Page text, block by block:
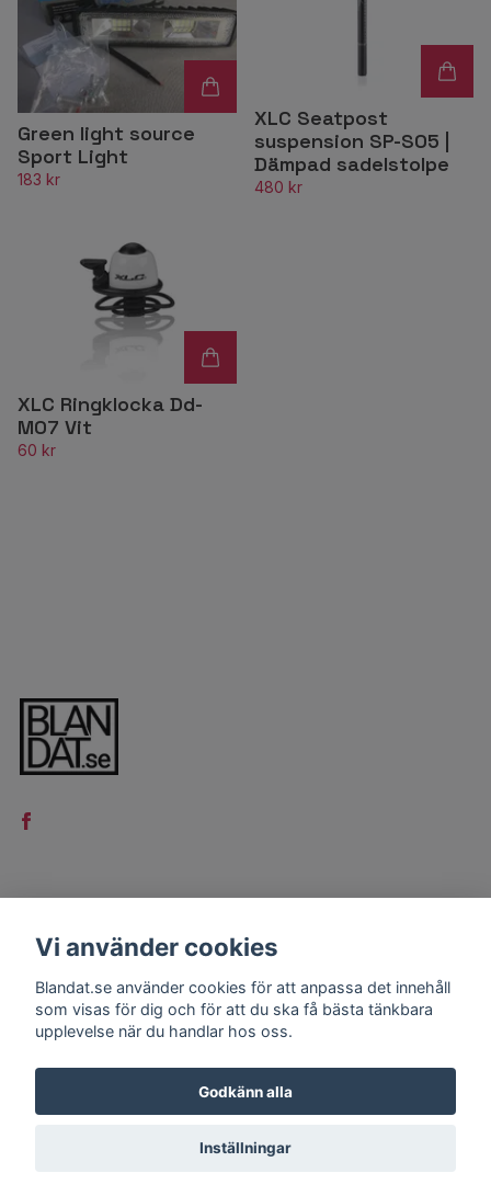
Green light source
Sport Light
183 kr
XLC Seatpost
suspension SP-S05 |
Dämpad sadelstolpe
480 kr
XLC Ringklocka Dd-
M07 Vit
60 kr
Kontakt
Köpvillkor
© 2026 Blandat.se
Vi använder cookies
Blandat.se använder cookies för att anpassa det innehåll
som visas för dig och för att du ska få bästa tänkbara
upplevelse när du handlar hos oss.
Godkänn alla
Inställningar